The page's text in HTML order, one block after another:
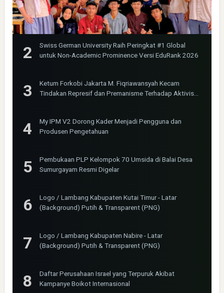
Swiss German University Raih Peringkat #1 Global
untuk Non-Academic Prominence Versi EduRank 2026
Ketum Forkobi Jakarta M. Fiqriawansyah Kecam
Tindakan Represif dan Premanisme Terhadap Aktivis
My IPM V2 Dorong Kader Menjadi Pengguna dan
Produsen Pengetahuan
Pembukaan PLP Kelompok 70 Umsida di Balai Desa
Sumurgayam Resmi Digelar
Logo / Lambang Kabupaten Kutai Timur - Latar
(Background) Putih & Transparent (PNG)
Logo / Lambang Kabupaten Nabire - Latar
(Background) Putih & Transparent (PNG)
Daftar Perusahaan Israel yang Terpuruk Akibat
Kampanye Boikot Internasional